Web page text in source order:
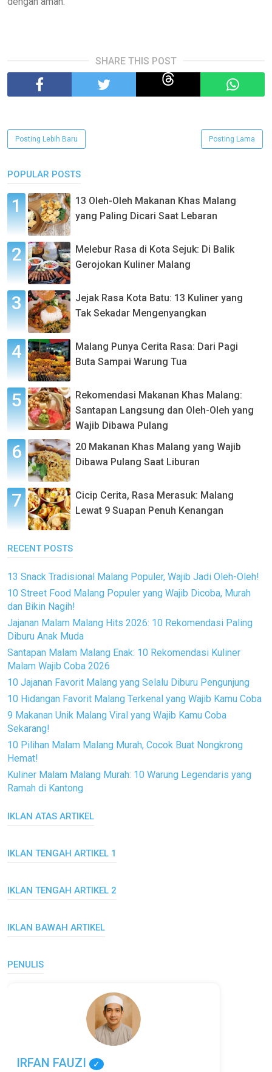
SHARE THIS POST
Posting Lebih Baru Posting Lama
POPULAR POSTS
13 Oleh-Oleh Makanan Khas Malang
yang Paling Dicari Saat Lebaran
Melebur Rasa di Kota Sejuk: Di Balik
Gerojokan Kuliner Malang
Jejak Rasa Kota Batu: 13 Kuliner yang
Tak Sekadar Mengenyangkan
Malang Punya Cerita Rasa: Dari Pagi
Buta Sampai Warung Tua
Rekomendasi Makanan Khas Malang:
Santapan Langsung dan Oleh-Oleh yang
Wajib Dibawa Pulang
20 Makanan Khas Malang yang Wajib
Dibawa Pulang Saat Liburan
Cicip Cerita, Rasa Merasuk: Malang
Lewat 9 Suapan Penuh Kenangan
RECENT POSTS
13 Snack Tradisional Malang Populer, Wajib Jadi Oleh-Oleh!
10 Street Food Malang Populer yang Wajib Dicoba, Murah
dan Bikin Nagih!
Jajanan Malam Malang Hits 2026: 10 Rekomendasi Paling
Diburu Anak Muda
Santapan Malam Malang Enak: 10 Rekomendasi Kuliner
Malam Wajib Coba 2026
10 Jajanan Favorit Malang yang Selalu Diburu Pengunjung
10 Hidangan Favorit Malang Terkenal yang Wajib Kamu Coba
9 Makanan Unik Malang Viral yang Wajib Kamu Coba
Sekarang!
10 Pilihan Malam Malang Murah, Cocok Buat Nongkrong
Hemat!
Kuliner Malam Malang Murah: 10 Warung Legendaris yang
Ramah di Kantong
IKLAN ATAS ARTIKEL
IKLAN TENGAH ARTIKEL 1
IKLAN TENGAH ARTIKEL 2
IKLAN BAWAH ARTIKEL
PENULIS
IRFAN FAUZI ✓